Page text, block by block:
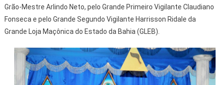
Grão-Mestre Arlindo Neto, pelo Grande Primeiro Vigilante Claudiano
Fonseca e pelo Grande Segundo Vigilante Harrisson Ridale da
Grande Loja Maçônica do Estado da Bahia (GLEB).